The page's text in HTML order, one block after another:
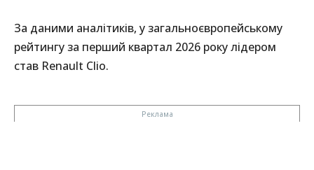
За даними аналітиків, у загальноєвропейському
рейтингу за перший квартал 2026 року лідером
став Renault Clio.